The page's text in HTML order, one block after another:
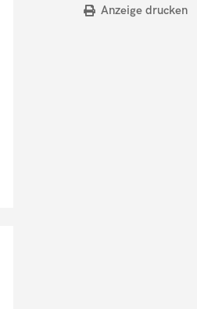
Anzeige drucken